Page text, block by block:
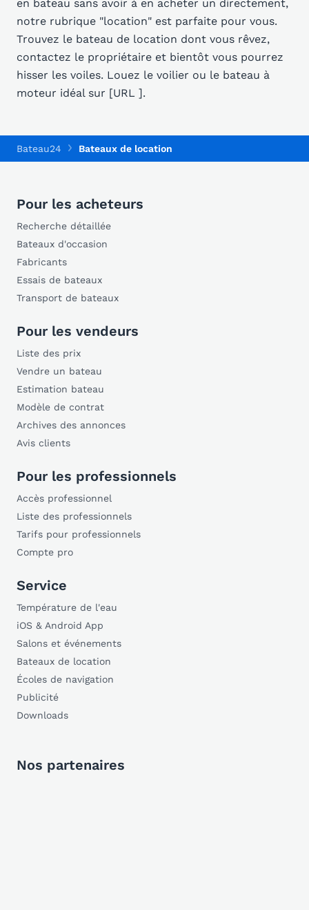
en bateau sans avoir à en acheter un directement,
notre rubrique "location" est parfaite pour vous.
Trouvez le bateau de location dont vous rêvez,
contactez le propriétaire et bientôt vous pourrez
hisser les voiles. Louez le voilier ou le bateau à
moteur idéal sur [URL ].
Bateau24 Bateaux de location
Pour les acheteurs
Recherche détaillée
Bateaux d'occasion
Fabricants
Essais de bateaux
Transport de bateaux
Pour les vendeurs
Liste des prix
Vendre un bateau
Estimation bateau
Modèle de contrat
Archives des annonces
Avis clients
Pour les professionnels
Accès professionnel
Liste des professionnels
Tarifs pour professionnels
Compte pro
Service
Température de l'eau
iOS & Android App
Salons et événements
Bateaux de location
Écoles de navigation
Publicité
Downloads
Nos partenaires